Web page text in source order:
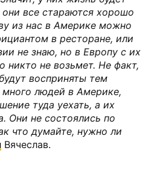
все стараются хорошо
из нас в Америке можно
в ресторане, или
не знаю, но в Европу с их
никто не возьмет. Не факт,
восприняты тем
людей в Америке,
туда уехать, а их
Они не состоялись по
что думайте, нужно ли
Вячеслав.